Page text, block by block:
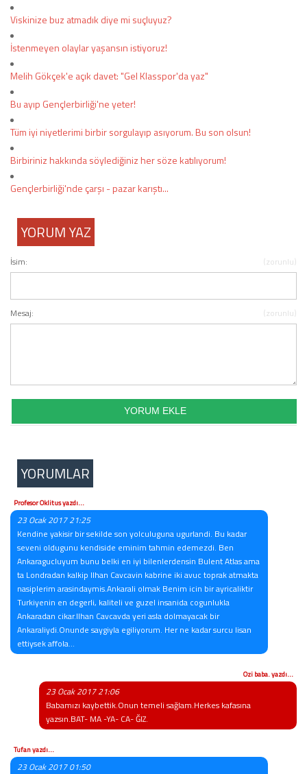
Viskinize buz atmadık diye mi suçluyuz?
İstenmeyen olaylar yaşansın istiyoruz!
Melih Gökçek'e açık davet: "Gel Klasspor'da yaz"
Bu ayıp Gençlerbirliği'ne yeter!
Tüm iyi niyetlerimi birbir sorgulayıp asıyorum. Bu son olsun!
Birbiriniz hakkında söylediğiniz her söze katılıyorum!
Gençlerbirliği'nde çarşı - pazar karıştı...
YORUM YAZ
İsim: (zorunlu)
Mesaj: (zorunlu)
YORUMLAR
Profesor Oklitus yazdı...
23 Ocak 2017 21:25
Kendine yakisir bir sekilde son yolculuguna ugurlandi. Bu kadar
seveni oldugunu kendiside eminim tahmin edemezdi. Ben
Ankaragucluyum bunu belki en iyi bilenlerdensin Bulent Atlas ama
ta Londradan kalkip Ilhan Cavcavin kabrine iki avuc toprak atmakta
nasiplerim arasindaymis.Ankarali olmak Benim icin bir ayricaliktir
Turkiyenin en degerli, kaliteli ve guzel insanida cogunlukla
Ankaradan cikar.Ilhan Cavcavda yeri asla dolmayacak bir
Ankaraliydi.Onunde saygiyla egiliyorum. Her ne kadar surcu lisan
ettiysek affola...
Ozi baba. yazdı...
23 Ocak 2017 21:06
Babamızı kaybettik.Onun temeli sağlam.Herkes kafasına
yazsın.BAT- MA -YA- CA- ĞIZ.
Tufan yazdı...
23 Ocak 2017 01:50